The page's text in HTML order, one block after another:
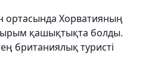
ортасында Хорватияның
қашықтықта болды.
британиялық туристі